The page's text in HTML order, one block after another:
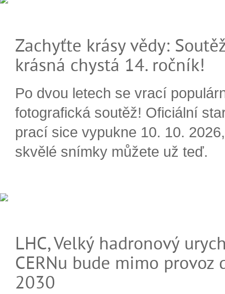
Zachyťte krásy vědy:
krásná chystá 14. ročník!
Po dvou letech se vrací
fotografická soutěž! Oficiální
prací sice vypukne 10. 10.
skvělé snímky můžete už teď.
LHC, Velký hadronový
CERNu bude mimo provoz
2030